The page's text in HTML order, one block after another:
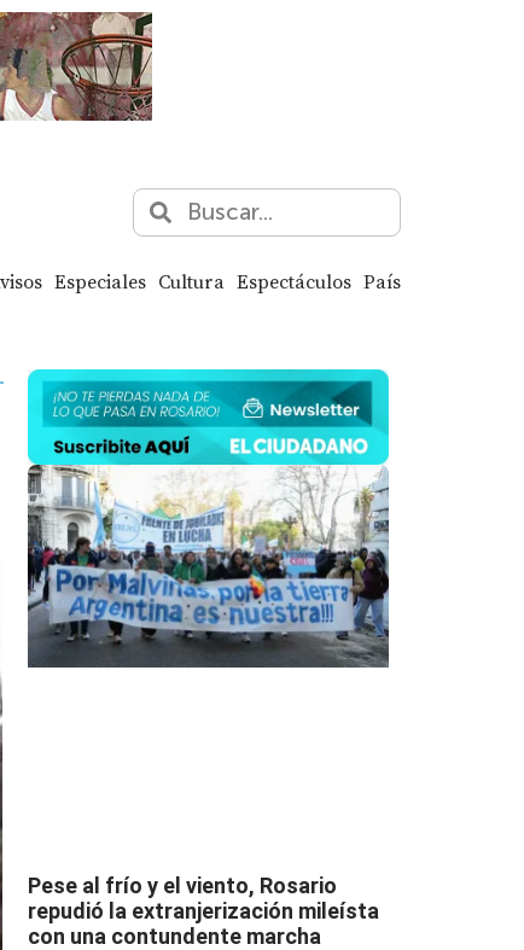
Especiales Cultura Espectáculos País
Pese al frío y el viento, Rosario
repudió la extranjerización mileísta
con una contundente marcha